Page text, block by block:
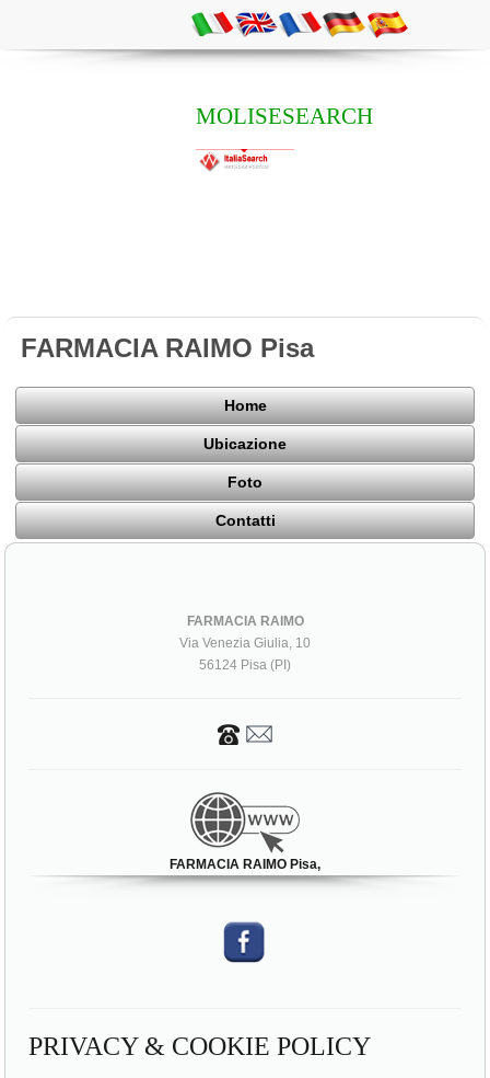
MOLISESEARCH
FARMACIA RAIMO Pisa
Home
Ubicazione
Foto
Contatti
FARMACIA RAIMO
Via Venezia Giulia, 10
56124 Pisa (PI)
FARMACIA RAIMO Pisa,
PRIVACY & COOKIE POLICY